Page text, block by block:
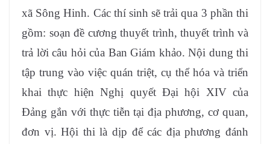
xã Sông Hinh. Các thí sinh sẽ trải qua 3 phần thi
gồm: soạn đề cương thuyết trình, thuyết trình và
trả lời câu hỏi của Ban Giám khảo. Nội dung thi
tập trung vào việc quán triệt, cụ thể hóa và triển
khai thực hiện Nghị quyết Đại hội XIV của
Đảng gắn với thực tiễn tại địa phương, cơ quan,
đơn vị. Hội thi là dịp để các địa phương đánh